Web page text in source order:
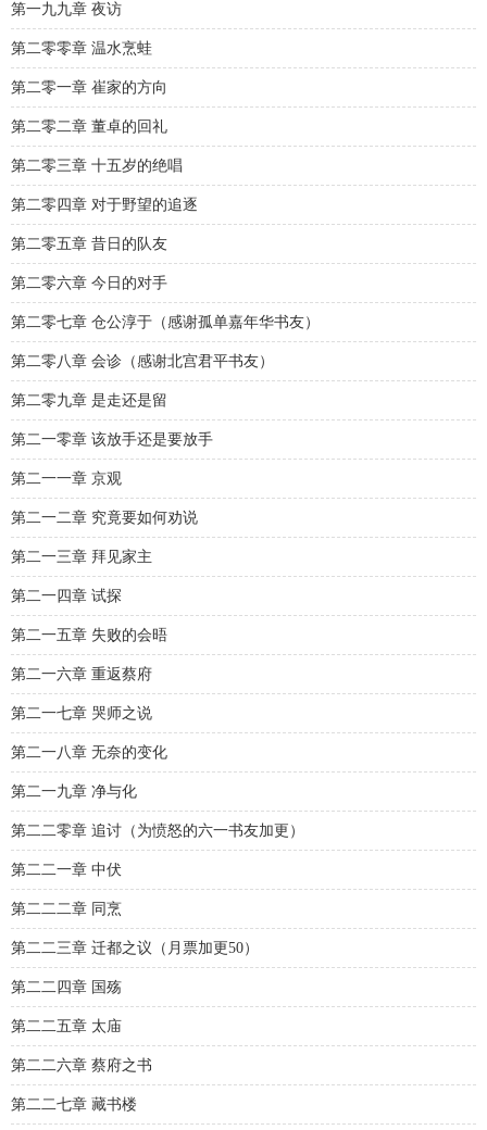
第一九九章 夜访
第二零零章 温水烹蛙
第二零一章 崔家的方向
第二零二章 董卓的回礼
第二零三章 十五岁的绝唱
第二零四章 对于野望的追逐
第二零五章 昔日的队友
第二零六章 今日的对手
第二零七章 仓公淳于（感谢孤单嘉年华书友）
第二零八章 会诊（感谢北宫君平书友）
第二零九章 是走还是留
第二一零章 该放手还是要放手
第二一一章 京观
第二一二章 究竟要如何劝说
第二一三章 拜见家主
第二一四章 试探
第二一五章 失败的会晤
第二一六章 重返蔡府
第二一七章 哭师之说
第二一八章 无奈的变化
第二一九章 净与化
第二二零章 追讨（为愤怒的六一书友加更）
第二二一章 中伏
第二二二章 同烹
第二二三章 迁都之议（月票加更50）
第二二四章 国殇
第二二五章 太庙
第二二六章 蔡府之书
第二二七章 藏书楼